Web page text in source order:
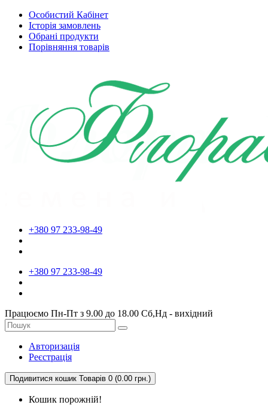
Особистий Кабінет
Історія замовлень
Обрані продукти
Порівняння товарів
+380 97 233-98-49
+380 97 233-98-49
Працюємо Пн-Пт з 9.00 до 18.00 Сб,Нд - вихідний
Авторизація
Реєстрація
Подивитися кошик Товарів 0 (0.00 грн.)
Кошик порожній!